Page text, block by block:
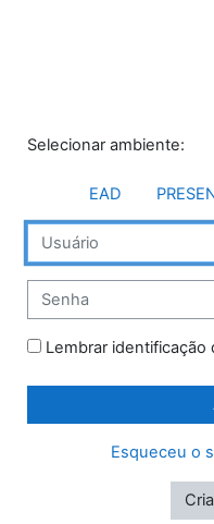
Selecionar ambiente:
EAD
Usuário
Senha
Lembrar identificação
Esqueceu o